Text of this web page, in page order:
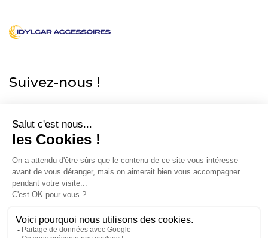
Suivez-nous !
Conditions Générales de ventes
Mentions Légales
Données personnelles
Nous contacter
À propos
Qui sommes-nous ?